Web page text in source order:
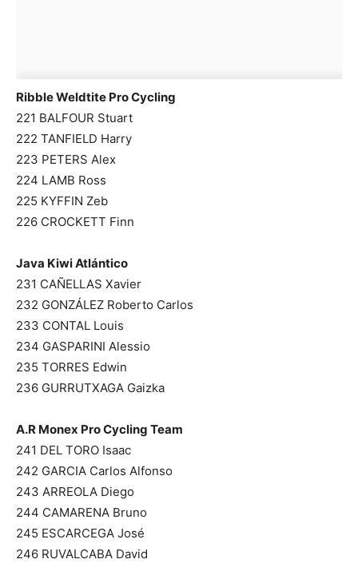
Ribble Weldtite Pro Cycling
221 BALFOUR Stuart
222 TANFIELD Harry
223 PETERS Alex
224 LAMB Ross
225 KYFFIN Zeb
226 CROCKETT Finn
Java Kiwi Atlántico
231 CAÑELLAS Xavier
232 GONZÁLEZ Roberto Carlos
233 CONTAL Louis
234 GASPARINI Alessio
235 TORRES Edwin
236 GURRUTXAGA Gaizka
A.R Monex Pro Cycling Team
241 DEL TORO Isaac
242 GARCIA Carlos Alfonso
243 ARREOLA Diego
244 CAMARENA Bruno
245 ESCARCEGA José
246 RUVALCABA David